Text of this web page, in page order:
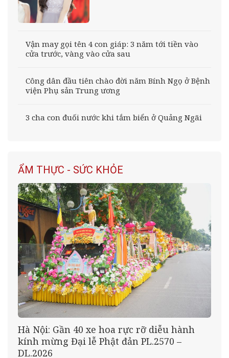
Vận may gọi tên 4 con giáp: 3 năm tới tiền vào
cửa trước, vàng vào cửa sau
Công dân đầu tiên chào đời năm Bính Ngọ ở Bệnh
viện Phụ sản Trung ương
3 cha con đuối nước khi tắm biển ở Quảng Ngãi
ẨM THỰC - SỨC KHỎE
Hà Nội: Gần 40 xe hoa rực rỡ diễu hành
kính mừng Đại lễ Phật đản PL.2570 –
DL.2026